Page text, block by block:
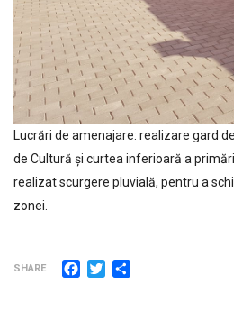
Lucrări de amenajare: realizare gard
de Cultură și curtea inferioară a
realizat scurgere pluvială, pentru a
zonei.
SHARE Facebook
Twitter